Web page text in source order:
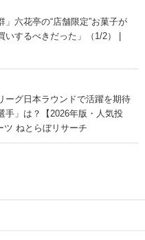
」六花亭の“店舗限定”お菓子が
するべきだった」（1/2） |
ーグ日本ラウンドで活躍を期待
手」は？【2026年版・人気投
ツ ねとらぼリサーチ